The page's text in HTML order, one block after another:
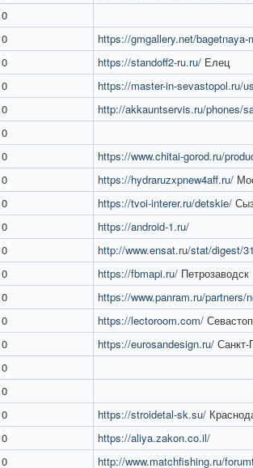
0
0 https://gmgallery.net/
0 https://standoff2-ru.ru/ Елец
0 https://master-in-sevastopol.ru/
0 http://akkauntservis.ru/phones/
0
0 https://www.chitai-gorod.ru/
0 https://hydraruzxpnew4aff.ru/
0 https://tvoi-interer.ru/detskie/
0 https://android-1.ru/
0 http://www.ensat.ru/stat/digest/
0 https://fbmapi.ru/ Петрозаводск
0 https://www.panram.ru/partners/
0 https://lectoroom.com/
0 https://eurosandesign.ru/ Санкт-
0
0
0 https://stroidetal-sk.su/
0 https://aliya.zakon.co.il/
0 http://www.matchfishing.ru/